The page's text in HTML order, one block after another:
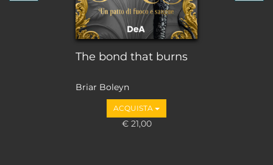
The bond that burns
Briar Boleyn
ACQUISTA
€ 21,00